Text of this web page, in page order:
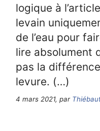
logique à
levain
de l’eau pour
lire absolument
pas la
levure. (…)
4 mars 2021, par